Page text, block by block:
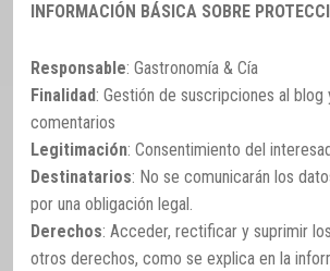
INFORMACIÓN BÁSICA SOBRE
Responsable: Gastronomía & Cía
Finalidad: Gestión de suscripciones al
comentarios
Legitimación: Consentimiento del
Destinatarios: No se comunicarán los
por una obligación legal.
Derechos: Acceder, rectificar y suprimir
otros derechos, como se explica en la